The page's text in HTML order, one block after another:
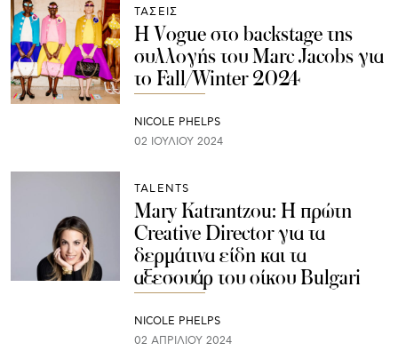
ΤΑΣΕΙΣ
Η Vogue στο backstage της
συλλογής του Marc Jacobs για
το Fall/Winter 2024
NICOLE PHELPS
02 ΙΟΥΛΊΟΥ 2024
TALENTS
Mary Katrantzou: Η πρώτη
Creative Director για τα
δερμάτινα είδη και τα
αξεσουάρ του οίκου Bulgari
NICOLE PHELPS
02 ΑΠΡΙΛΊΟΥ 2024